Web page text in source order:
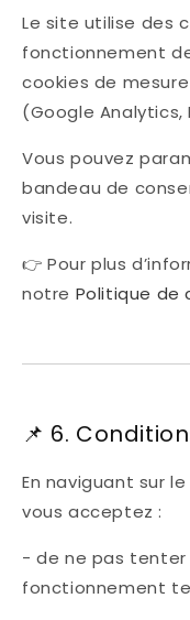
Le site utilise des
fonctionnement
cookies de
(Google Analytics,
Vous pouvez
bandeau de
visite.
👉 Pour plus
notre Politique de
📌 6.
En naviguant sur
vous acceptez :
- de ne pas tenter
fonctionnement